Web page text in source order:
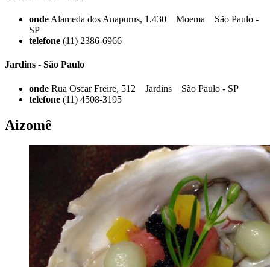
onde Alameda dos Anapurus, 1.430 Moema São Paulo -
SP
telefone (11) 2386-6966
Jardins - São Paulo
onde Rua Oscar Freire, 512 Jardins São Paulo - SP
telefone (11) 4508-3195
Aizomê